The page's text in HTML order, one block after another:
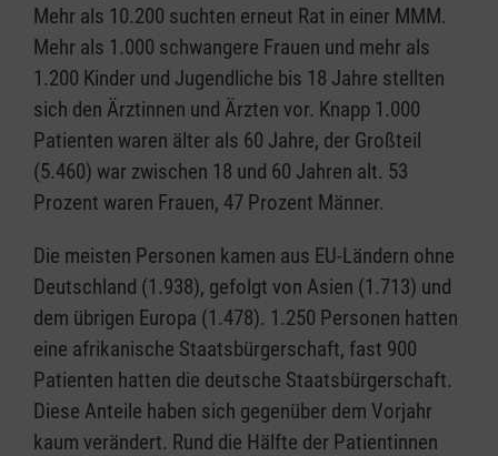
Mehr als 10.200 suchten erneut Rat in einer MMM.
Mehr als 1.000 schwangere Frauen und mehr als
1.200 Kinder und Jugendliche bis 18 Jahre stellten
sich den Ärztinnen und Ärzten vor. Knapp 1.000
Patienten waren älter als 60 Jahre, der Großteil
(5.460) war zwischen 18 und 60 Jahren alt. 53
Prozent waren Frauen, 47 Prozent Männer.
Die meisten Personen kamen aus EU-Ländern ohne
Deutschland (1.938), gefolgt von Asien (1.713) und
dem übrigen Europa (1.478). 1.250 Personen hatten
eine afrikanische Staatsbürgerschaft, fast 900
Patienten hatten die deutsche Staatsbürgerschaft.
Diese Anteile haben sich gegenüber dem Vorjahr
kaum verändert. Rund die Hälfte der Patientinnen